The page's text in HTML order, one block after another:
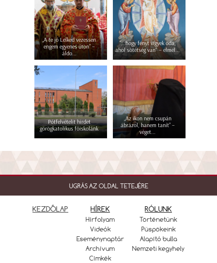
„A te jó Lelked vezessen
engem egyenes úton” –
áldo...
"...hogy fényt vigyek oda,
ahol sötétség van" – elmél...
Pótfelvételit hirdet
görögkatolikus főiskolánk
„Az ikon nem csupán
ábrázol, hanem tanít” –
véget...
UGRÁS AZ OLDAL TETEJÉRE
KEZDŐLAP HÍREK
Hírfolyam
Videók
Eseménynaptár
Archívum
Címkék
RÓLUNK
Történetünk
Püspökeink
Alapító bulla
Nemzeti kegyhely